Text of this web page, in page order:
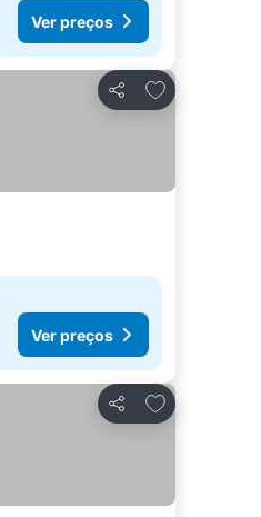
Ver preços
Partilhar
Adicionar aos
Ver preços
Partilhar
Adicionar aos